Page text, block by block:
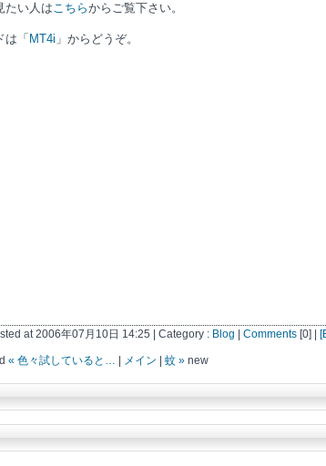
たい人はこちらからご覧下さい。
は「 MT4i 」からどうぞ。
at 2006年07月10日 14:25 | Category : Blog Comments [0] |
« 色々試していると… メイン 蚊 » new